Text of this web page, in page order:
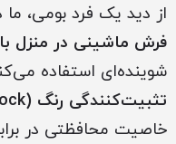
از دید یک فرد بومی،
فرش ماشینی در منزل
شوینده‌ای استفاده
تثبیت‌کنندگی رنگ (Color Lock)